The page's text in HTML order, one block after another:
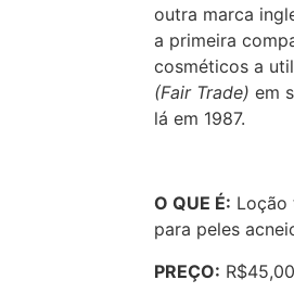
outra marca
a primeira
cosméticos a
(Fair Trade) em
lá em 1987.
O QUE É: Loção
para peles
PREÇO: